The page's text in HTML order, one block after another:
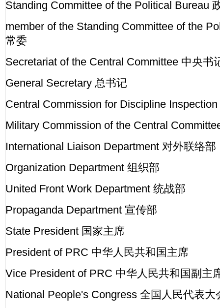
Standing Committee of the Political Bureau
member of the Standing Committee of the
常委
Secretariat of the Central Committee 中央书
General Secretary 总书记
Central Commission for Discipline
Military Commission of the Central
International Liaison Department 对外联络部
Organization Department 组织部
United Front Work Department 统战部
Propaganda Department 宣传部
State President 国家主席
President of PRC 中华人民共和国主席
Vice President of PRC 中华人民共和国副主
National People's Congress 全国人民代表大